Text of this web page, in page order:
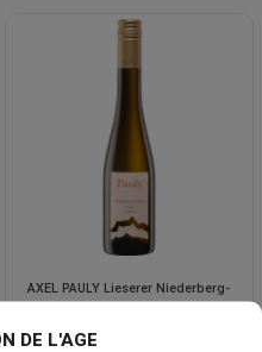
DE L'AGE
AXEL PAULY Lieserer Niederberg-